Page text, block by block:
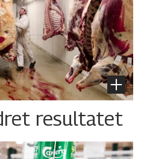
resultatet